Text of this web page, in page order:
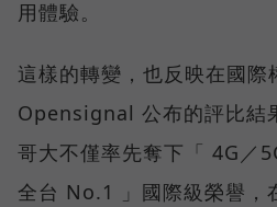
用體驗。
這樣的轉變，也反映在國際
Opensignal 公布的評比結
哥大不僅率先奪下「 4G／
全台 No.1 」國際級榮譽